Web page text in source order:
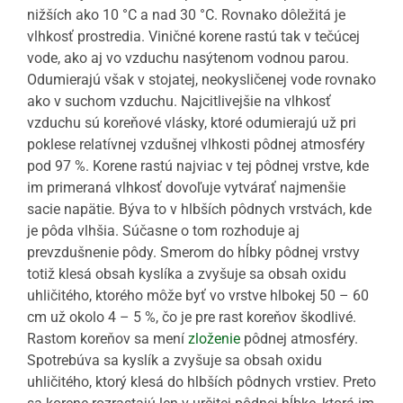
nižších ako 10 °C a nad 30 °C. Rovnako dôležitá je
vlhkosť prostredia. Viničné korene rastú tak v tečúcej
vode, ako aj vo vzduchu nasýtenom vodnou parou.
Odumierajú však v stojatej, neokysličenej vode rovnako
ako v suchom vzduchu. Najcitlivejšie na vlhkosť
vzduchu sú koreňové vlásky, ktoré odumierajú už pri
poklese relatívnej vzdušnej vlhkosti pôdnej atmosféry
pod 97 %. Korene rastú najviac v tej pôdnej vrstve, kde
im primeraná vlhkosť dovoľuje vytvárať najmenšie
sacie napätie. Býva to v hlbších pôdnych vrstvách, kde
je pôda vlhšia. Súčasne o tom rozhoduje aj
prevzdušnenie pôdy. Smerom do hĺbky pôdnej vrstvy
totiž klesá obsah kyslíka a zvyšuje sa obsah oxidu
uhličitého, ktorého môže byť vo vrstve hlbokej 50 – 60
cm už okolo 4 – 5 %, čo je pre rast koreňov škodlivé.
Rastom koreňov sa mení zloženie pôdnej atmosféry.
Spotrebúva sa kyslík a zvyšuje sa obsah oxidu
uhličitého, ktorý klesá do hlbších pôdnych vrstiev. Preto